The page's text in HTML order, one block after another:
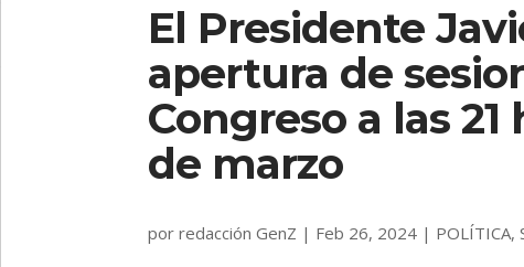
El Presidente
apertura de
Congreso a las 21
de marzo
porredacción GenZ | Feb 26, 2024 | POLÍTICA,